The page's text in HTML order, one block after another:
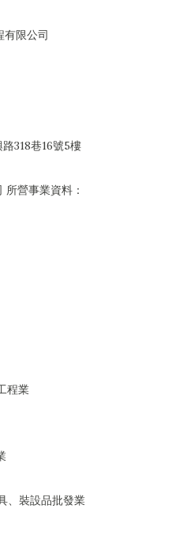
有限公司
318巷16號5樓
營事業資料：
程業
、裝設品批發業